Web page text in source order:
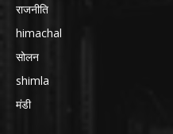
राजनीति
himachal
सोलन
shimla
मंडी